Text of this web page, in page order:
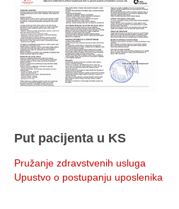
Put pacijenta u KS
Pružanje zdravstvenih usluga
Upustvo o postupanju uposlenika